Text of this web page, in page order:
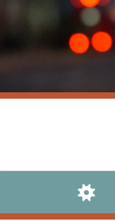
WIDGETS
SEARCH